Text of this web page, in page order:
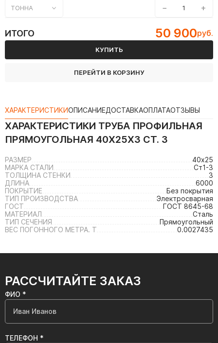
ТОННА − +
ИТОГО 50 900руб.
КУПИТЬ
ПЕРЕЙТИ В КОРЗИНУ
ХАРАКТЕРИСТИКИОПИСАНИЕДОСТАВКАОПЛАТАОТЗЫВЫ
ХАРАКТЕРИСТИКИ ТРУБА ПРОФИЛЬНАЯ
ПРЯМОУГОЛЬНАЯ 40Х25Х3 СТ. 3
РАЗМЕР
40х25
МАРКА СТАЛИ
Ст1-3
ТОЛЩИНА СТЕНКИ
3
ДЛИНА
6000
ПОКРЫТИЕ
Без покрытия
ТИП ПРОИЗВОДСТВА
Электросварная
ГОСТ
ГОСТ 8645-68
МАТЕРИАЛ
Сталь
ТИП СЕЧЕНИЯ
Прямоугольный
ВЕС ПОГОННОГО МЕТРА. Т
0.0027435
РАССЧИТАЙТЕ ЗАКАЗ
ФИО *
ТЕЛЕФОН *